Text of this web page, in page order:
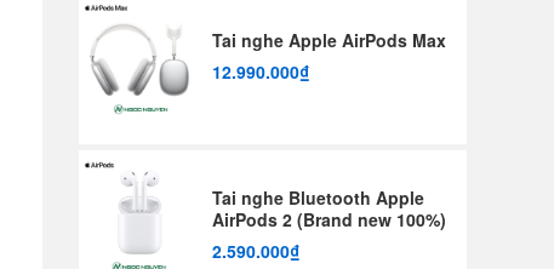
Tai nghe Apple AirPods Max
12.990.000₫
Tai nghe Bluetooth Apple
AirPods 2 (Brand new 100%)
2.590.000₫